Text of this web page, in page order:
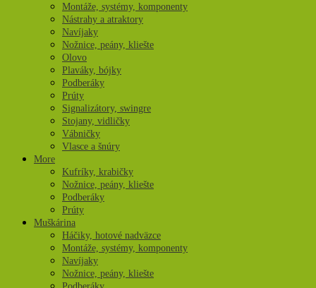
Montáže, systémy, komponenty
Nástrahy a atraktory
Navíjaky
Nožnice, peány, kliešte
Olovo
Plaváky, bójky
Podberáky
Prúty
Signalizátory, swingre
Stojany, vidličky
Vábničky
Vlasce a šnúry
More
Kufríky, krabičky
Nožnice, peány, kliešte
Podberáky
Prúty
Muškárina
Háčiky, hotové nadväzce
Montáže, systémy, komponenty
Navíjaky
Nožnice, peány, kliešte